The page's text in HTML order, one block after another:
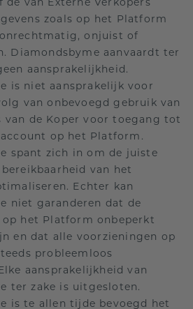
zoals op het Platform
onjuist of
Diamondsbyme aanvaardt ter
aansprakelijkheid.
is niet aansprakelijk voor
van onbevoegd gebruik van
van de Koper voor toegang tot
op het Platform.
spant zich in om de juiste
van het
Echter kan
niet garanderen dat de
het Platform onbeperkt
en dat alle voorzieningen op
probleemloos
aansprakelijkheid van
ter zake is uitgesloten.
is te allen tijde bevoegd het